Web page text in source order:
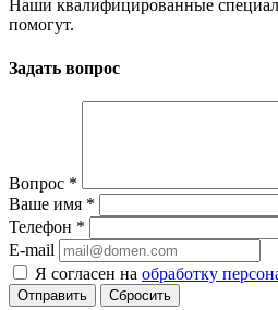
Наши квалифицированные
помогут.
Задать вопрос
Вопрос *
Ваше имя *
Телефон *
E-mail
Я согласен на обработку
Сбросить